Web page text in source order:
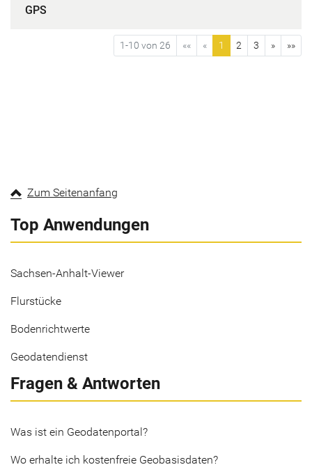
GPS
1-10 von 26 «« « 1 2 3 » »»
Zum Seitenanfang
Top Anwendungen
Sachsen-Anhalt-Viewer
Flurstücke
Bodenrichtwerte
Geodatendienst
Fragen & Antworten
Was ist ein Geodatenportal?
Wo erhalte ich kostenfreie Geobasisdaten?